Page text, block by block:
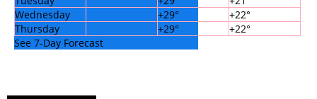
Wednesday
+29° +22°
Thursday
+29° +22°
See 7-Day Forecast